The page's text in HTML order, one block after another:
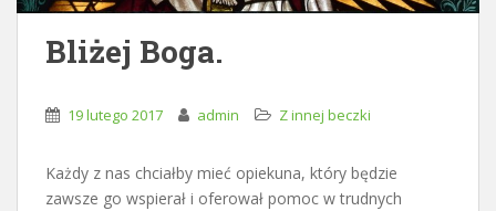
Bliżej Boga.
19 lutego 2017 admin Z innej beczki
Każdy z nas chciałby mieć opiekuna, który będzie
zawsze go wspierał i oferował pomoc w trudnych